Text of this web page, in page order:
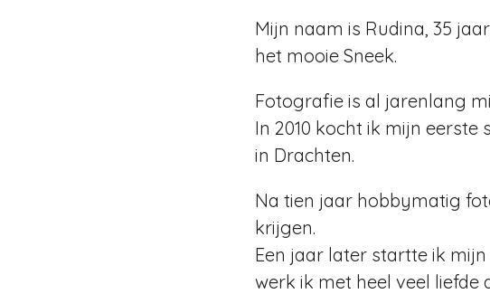
Mijn naam is Rudina, 35
het mooie Sneek.
Fotografie is al jarenlang
In 2010 kocht ik mijn
in Drachten.
Na tien jaar hobbymatig
krijgen.
Een jaar later startte ik
werk ik met heel veel liefde